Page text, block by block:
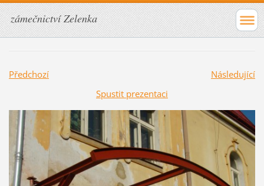
zámečnictví Zelenka
Předchozí
Následující
Spustit prezentaci